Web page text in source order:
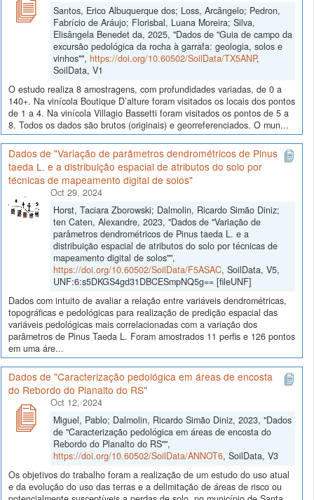
Santos, Erico Albuquerque dos; Loss, Arcângelo; Pedron,
Fabrício de Aráujo; Florisbal, Luana Moreira; Silva,
Elisângela Benedet da, 2025, "Dados de "Guia de campo da
excursão pedológica da rocha à garrafa: geologia, solos e
vinhos"", https://doi.org/10.60502/SoilData/TX5ANP,
SoilData, V1
O estudo realiza 8 amostragens, com profundidades variadas, de 0 a
140+. Na vinícola Boutique D’alture foram visitados os locais dos pontos
de 1 a 4. Na vinícola Villagio Bassetti foram visitados os pontos de 5 a
8. Todos os dados são brutos (originais) e georreferenciados. O mun...
Dados de "Variação de parâmetros dendrométricos de Pinus
taeda L. e a distribuição espacial de atributos do solo por
técnicas de mapeamento digital de solos"
Oct 29, 2024
Horst, Taciara Zborowski; Dalmolin, Ricardo Simão Diniz;
ten Caten, Alexandre, 2023, "Dados de "Variação de
parâmetros dendrométricos de Pinus taeda L. e a
distribuição espacial de atributos do solo por técnicas de
mapeamento digital de solos"",
https://doi.org/10.60502/SoilData/F5ASAC, SoilData, V5,
UNF:6:s5DKGS4gd31DBCESmpNQ5g== [fileUNF]
Dados com intuito de avaliar a relação entre variáveis dendrométricas,
topográficas e pedológicas para realização de predição espacial das
variáveis pedológicas mais correlacionadas com a variação dos
parâmetros de Pinus Taeda L. Foram amostrados 11 perfis e 126 pontos
em uma áre...
Dados de "Caracterização pedológica em áreas de encosta
do Rebordo do Planalto do RS"
Oct 12, 2024
Miguel, Pablo; Dalmolin, Ricardo Simão Diniz, 2023, "Dados
de "Caracterização pedológica em áreas de encosta do
Rebordo do Planalto do RS"",
https://doi.org/10.60502/SoilData/ANNOT6, SoilData, V3
Os objetivos do trabalho foram a realização de um estudo do uso atual
e da evolução do uso das terras e a delimitação de áreas de risco ou